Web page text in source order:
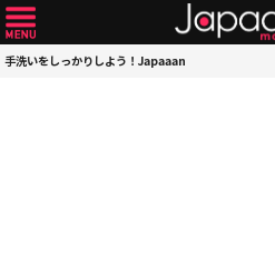
手洗いをしっかりしよう！Japaaan